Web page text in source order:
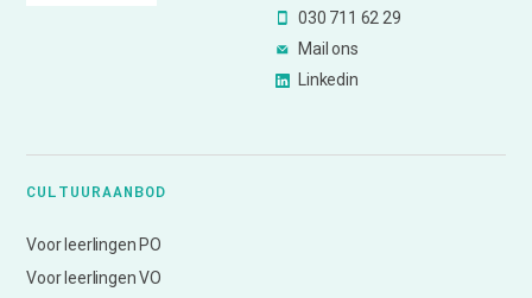
030 711 62 29
Mail ons
Linkedin
CULTUURAANBOD
Voor leerlingen PO
Voor leerlingen VO